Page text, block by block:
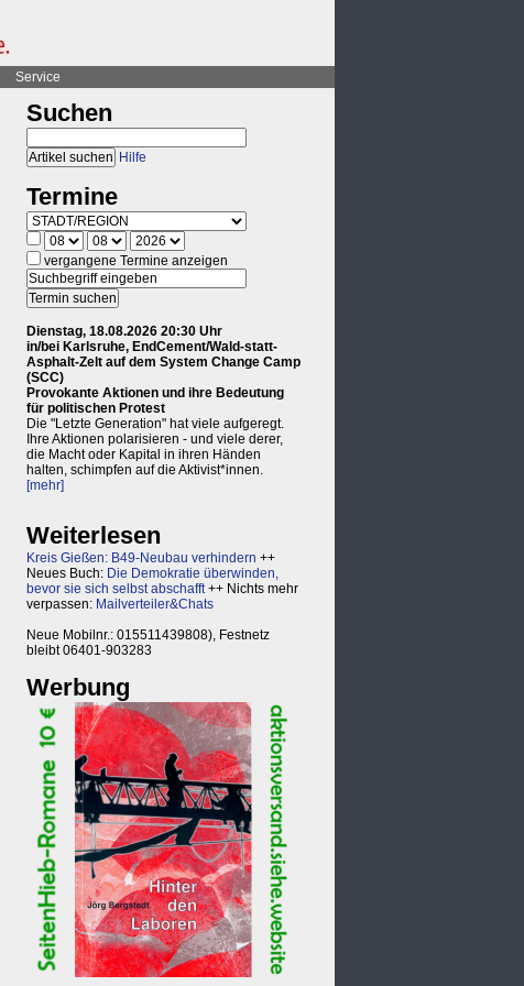
Service
Suchen
Hilfe
Termine
vergangene Termine anzeigen
Dienstag, 18.08.2026 20:30 Uhr
in/bei Karlsruhe, EndCement/Wald-statt-
Asphalt-Zelt auf dem System Change Camp
(SCC)
Provokante Aktionen und ihre Bedeutung
für politischen Protest
Die "Letzte Generation" hat viele aufgeregt.
Ihre Aktionen polarisieren - und viele derer,
die Macht oder Kapital in ihren Händen
halten, schimpfen auf die Aktivist*innen.
[mehr]
Weiterlesen
Kreis Gießen: B49-Neubau verhindern ++
Neues Buch: Die Demokratie überwinden,
bevor sie sich selbst abschafft++ Nichts mehr
verpassen: Mailverteiler&Chats
Neue Mobilnr.: 015511439808), Festnetz
bleibt 06401-903283
Werbung